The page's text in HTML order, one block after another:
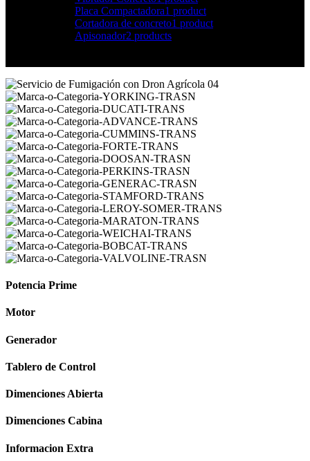
Placa Compactadora1 product
Cortadora de concreto1 product
Apisonador2 products
Potencia Prime
Motor
Generador
Tablero de Control
Dimenciones Abierta
Dimenciones Cabina
Informacion Extra